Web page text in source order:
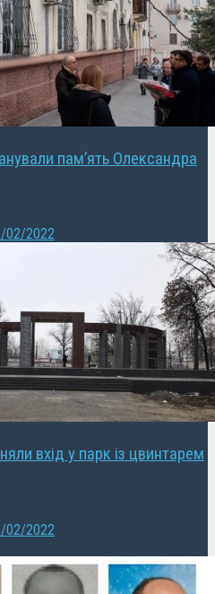
пам’ять Олександра
02/2022
вхід у парк із цвинтарем
02/2022